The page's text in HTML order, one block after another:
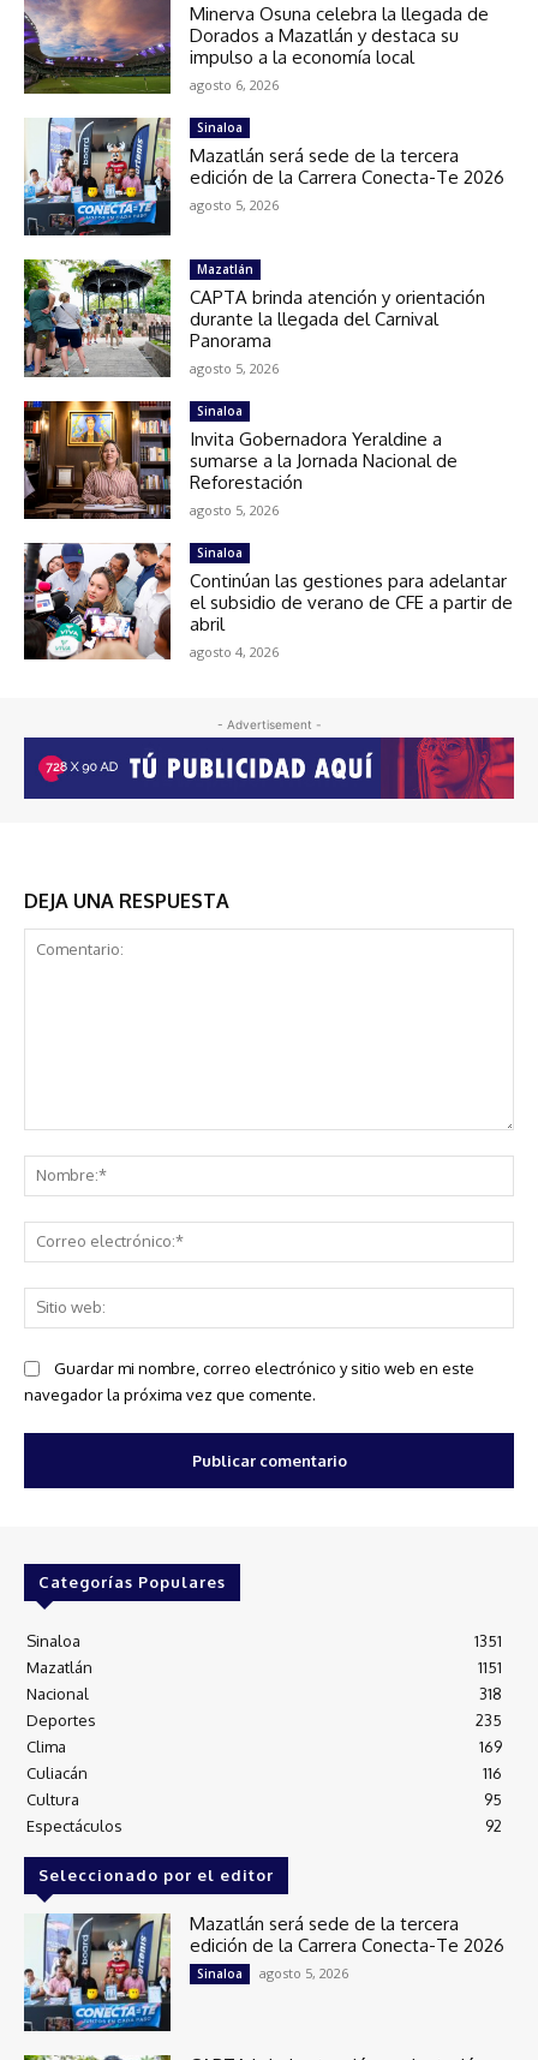
Minerva Osuna celebra la llegada de
Dorados a Mazatlán y destaca su
impulso a la economía local
agosto 6, 2026
Sinaloa
Mazatlán será sede de la tercera
edición de la Carrera Conecta-Te 2026
agosto 5, 2026
Mazatlán
CAPTA brinda atención y orientación
durante la llegada del Carnival
Panorama
agosto 5, 2026
Sinaloa
Invita Gobernadora Yeraldine a
sumarse a la Jornada Nacional de
Reforestación
agosto 5, 2026
Sinaloa
Continúan las gestiones para adelantar
el subsidio de verano de CFE a partir de
abril
agosto 4, 2026
- Advertisement -
DEJA UNA RESPUESTA
Guardar mi nombre, correo electrónico y sitio web en este
navegador la próxima vez que comente.
Categorías Populares
Sinaloa
1351
Mazatlán
1151
Nacional
318
Deportes
235
Clima
169
Culiacán
116
Cultura
95
Espectáculos
92
Seleccionado por el editor
Mazatlán será sede de la tercera
edición de la Carrera Conecta-Te 2026
Sinaloa agosto 5, 2026